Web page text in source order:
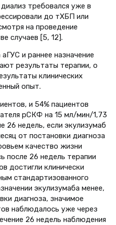
требовался уже в
до тХБП или
на проведение
случаев [5, 12].
и раннее назначение
результаты терапии, о
клинических
опыт.
и 54% пациентов
рСКФ на 15 мл/мин/1,73
26 недель, если экулизумаб
от постановки диагноза
качество жизни
после 26 недель терапии
достигли клинически
стандартизованного
экулизумаба менее,
диагноза, значимое
наблюдалось уже через
26 недель наблюдения